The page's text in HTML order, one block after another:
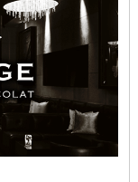
教えします。
です！
。